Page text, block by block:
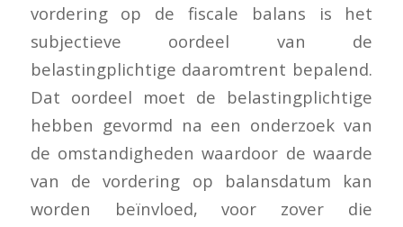
vordering op de fiscale balans is het
subjectieve oordeel van de
belastingplichtige daaromtrent bepalend.
Dat oordeel moet de belastingplichtige
hebben gevormd na een onderzoek van
de omstandigheden waardoor de waarde
van de vordering op balansdatum kan
worden beïnvloed, voor zover die